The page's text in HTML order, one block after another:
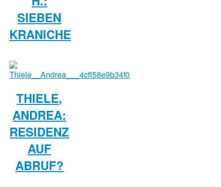
SIEBEN
KRANICHE
THIELE,
ANDREA:
RESIDENZ
AUF
ABRUF?